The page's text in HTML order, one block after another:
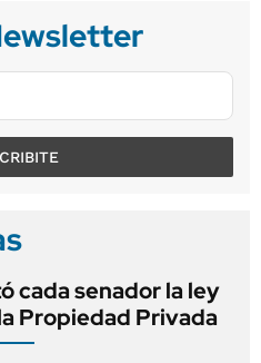
cada senador la ley
Propiedad Privada